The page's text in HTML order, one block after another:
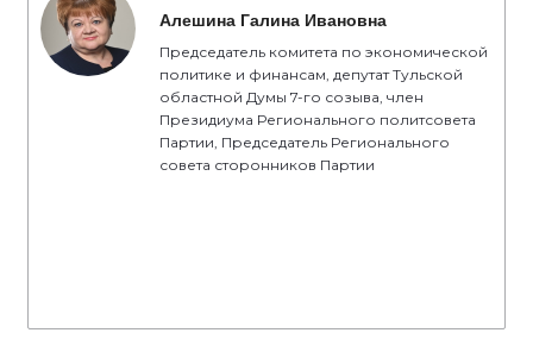
Алешина Галина Ивановна
Председатель комитета по экономической
политике и финансам, депутат Тульской
областной Думы 7-го созыва, член
Президиума Регионального политсовета
Партии, Председатель Регионального
совета сторонников Партии